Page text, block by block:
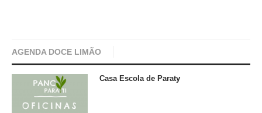
AGENDA DOCE LIMÃO
Casa Escola de Paraty